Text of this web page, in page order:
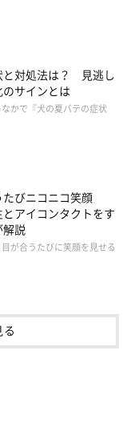
と対処法は？ 見逃し
サインとは
かで『犬の夏バテの症状
びニコニコ笑顔
アイコンタクトをす
解説
が合うたびに笑顔を見せる